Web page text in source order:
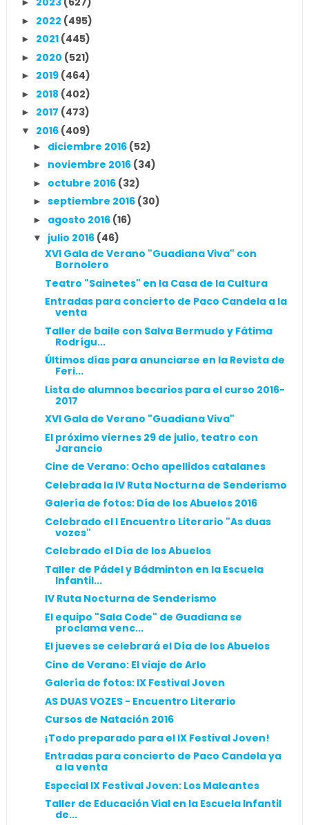
► 2022 (495)
► 2021 (445)
► 2020 (521)
► 2019 (464)
► 2018 (402)
► 2017 (473)
▼ 2016 (409)
► diciembre 2016 (52)
► noviembre 2016 (34)
► octubre 2016 (32)
► septiembre 2016 (30)
► agosto 2016 (16)
▼ julio 2016 (46)
XVI Gala de Verano "Guadiana Viva" con
Bornolero
Teatro "Sainetes" en la Casa de la Cultura
Entradas para concierto de Paco Candela a la
venta
Taller de baile con Salva Bermudo y Fátima
Rodrígu...
Últimos días para anunciarse en la Revista de
Feri...
Lista de alumnos becarios para el curso 2016-
2017
XVI Gala de Verano "Guadiana Viva"
El próximo viernes 29 de julio, teatro con
Jarancio
Cine de Verano: Ocho apellidos catalanes
Celebrada la IV Ruta Nocturna de Senderismo
Galería de fotos: Día de los Abuelos 2016
Celebrado el I Encuentro Literario "As duas
vozes"
Celebrado el Día de los Abuelos
Taller de Pádel y Bádminton en la Escuela
Infantil...
IV Ruta Nocturna de Senderismo
El equipo "Sala Code" de Guadiana se
proclama venc...
El jueves se celebrará el Día de los Abuelos
Cine de Verano: El viaje de Arlo
Galería de fotos: IX Festival Joven
AS DUAS VOZES - Encuentro Literario
Cursos de Natación 2016
¡Todo preparado para el IX Festival Joven!
Entradas para concierto de Paco Candela ya
a la venta
Especial IX Festival Joven: Los Maleantes
Taller de Educación Vial en la Escuela Infantil
de...